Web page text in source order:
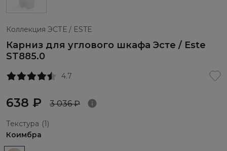
Коллекция ЭСТЕ / ESTE
Карниз для углового шкафа Эсте / Este
ST885.0
4.7
638 ₽ 3 036 ₽
Текстура (1)
Коимбра